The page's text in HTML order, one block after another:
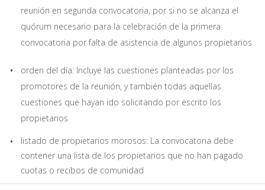
reunión en segunda convocatoria, por si no se alcanza el
quórum necesario para la celebración de la primera
convocatoria por falta de asistencia de algunos propietarios
orden del día: Incluye las cuestiones planteadas por los
promotores de la reunión, y también todas aquellas
cuestiones que hayan ido solicitando por escrito los
propietarios
listado de propietarios morosos: La convocatoria debe
contener una lista de los propietarios que no han pagado
cuotas o recibos de comunidad